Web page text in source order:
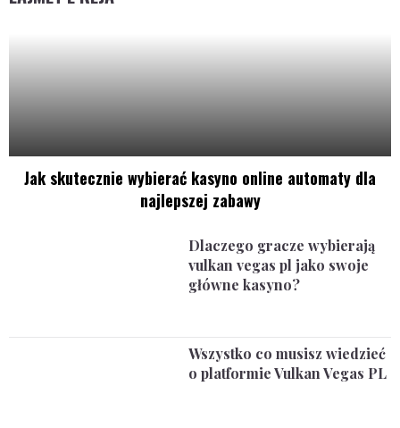
Jak skutecznie wybierać kasyno online automaty dla
najlepszej zabawy
Dlaczego gracze wybierają
vulkan vegas pl jako swoje
główne kasyno?
Wszystko co musisz wiedzieć
o platformie Vulkan Vegas PL